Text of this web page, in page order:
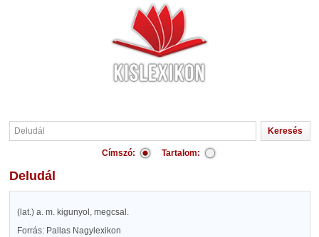
Címszó: Tartalom:
Deludál
(lat.) a. m. kigunyol, megcsal.
Forrás: Pallas Nagylexikon